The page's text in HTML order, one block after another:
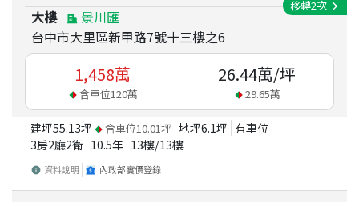
大樓
景川匯
台中市大里區新甲路7號十三樓之6
移轉2次
1,458萬
含車位120萬
26.44萬/坪
29.65萬
建坪55.13坪 含車位10.01坪 地坪6.1坪 有車位
3房2廳2衛 10.5年 13樓/13樓
資料說明 內政部實價登錄